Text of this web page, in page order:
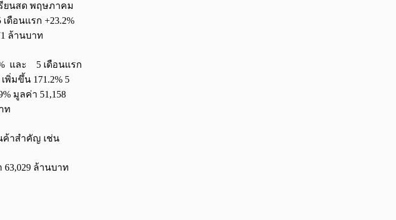
ยนสด พฤษภาคม
ดือนแรก +23.2%
ล้านบาท
และ 5 เดือนแรก
พิ่มขึ้น 171.2% 5
มูลค่า 51,158
ท
ค้าสำคัญ เช่น
63,029 ล้านบาท